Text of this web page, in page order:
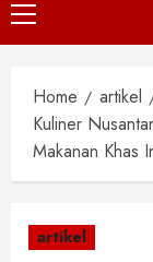
Primary
Menu
Home
artikel
Kuliner
Makanan Khas
artikel